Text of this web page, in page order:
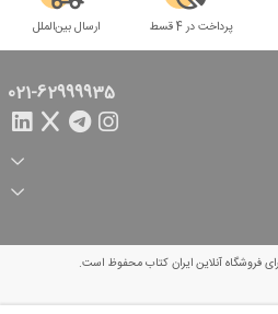
پرداخت در 4 قسط ارسال بین‌الملل
021-62999935
فروشگاه آنلاین ایران کتاب محفوظ است.